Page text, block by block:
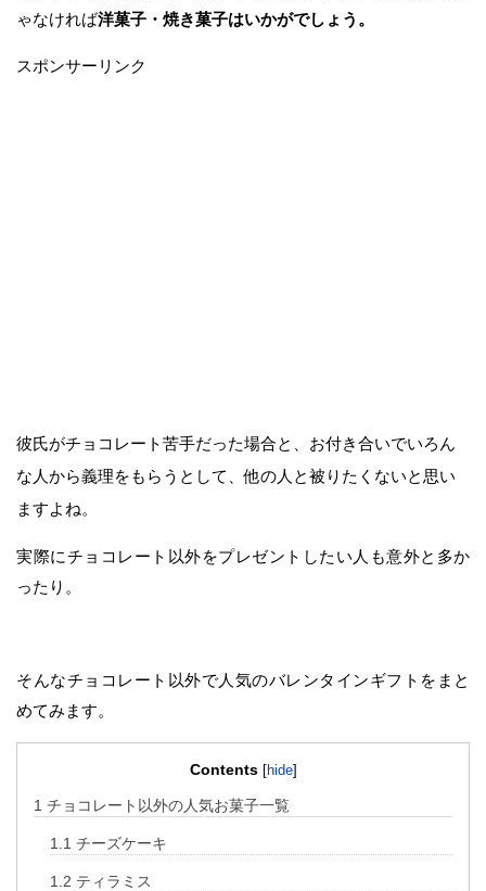
ゃなければ洋菓子・焼き菓子はいかがでしょう。
スポンサーリンク
彼氏がチョコレート苦手だった場合と、お付き合いでいろん
な人から義理をもらうとして、他の人と被りたくないと思い
ますよね。
実際にチョコレート以外をプレゼントしたい人も意外と多か
ったり。
そんなチョコレート以外で人気のバレンタインギフトをまと
めてみます。
Contents [hide]
1 チョコレート以外の人気お菓子一覧
1.1 チーズケーキ
1.2 ティラミス